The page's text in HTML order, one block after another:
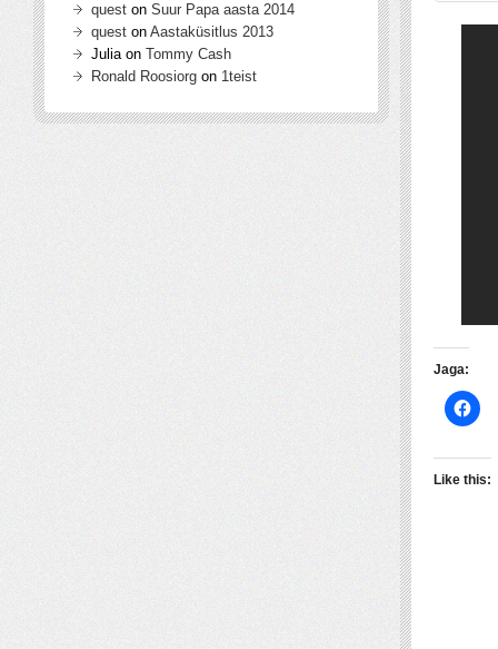
Jaga:
Like this:
quest on Suur Papa aasta 2014
quest on Aastaküsitlus 2013
Juliaon Tommy Cash
Ronald Roosiorg on 1teist